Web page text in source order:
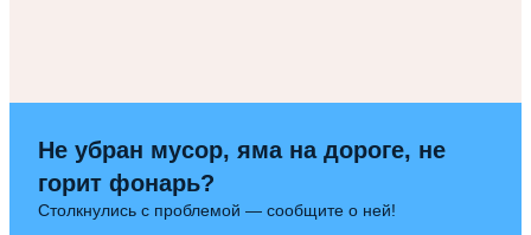
Не убран мусор, яма на дороге, не
горит фонарь?
Столкнулись с проблемой — сообщите о ней!